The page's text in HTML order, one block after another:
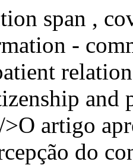
span ,
-
and
>O artigo
do